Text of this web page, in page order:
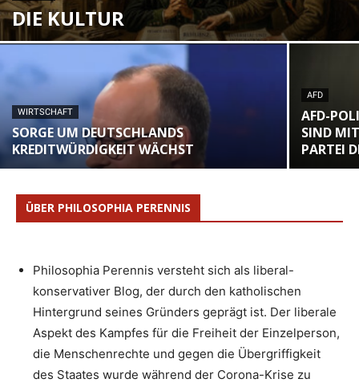
DIE KULTUR
WIRTSCHAFT
SORGE UM DEUTSCHLANDS
KREDITWÜRDIGKEIT WÄCHST
AFD
AFD-
SIND
PARTEI
ÜBER PHILOSOPHIA PERENNIS
Philosophia Perennis versteht sich als liberal-
konservativer Blog, der durch den katholischen
Hintergrund seines Gründers geprägt ist. Der liberale
Aspekt des Kampfes für die Freiheit der Einzelperson,
die Menschenrechte und gegen die Übergriffigkeit
des Staates wurde während der Corona-Krise zu